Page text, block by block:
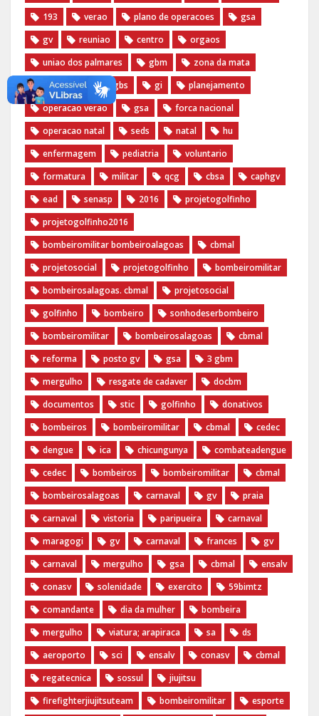
193 verao plano de operacoes
gsa
gv
reuniao centro
orgaos
uniao dos palmares
gbm
zona da mata
bombeiros
gbs gi
planejamento
operacao verao
gsa
forca nacional
operacao natal
seds natal
hu
enfermagem
pediatria
voluntario
formatura
militar qcg cbsa
caphgv
ead
senasp 2016
projetogolfinho
projetogolfinho2016
bombeiromilitar bombeiroalagoas
cbmal
projetosocial
projetogolfinho
bombeiromilitar
bombeirosalagoas. cbmal
projetosocial
golfinho
bombeiro
sonhodeserbombeiro
bombeiromilitar
bombeirosalagoas
cbmal
reforma
posto gv gsa
3 gbm
mergulho
resgate de cadaver
docbm
documentos
stic golfinho
donativos
bombeiros
bombeiromilitar cbmal
cedec
dengue
ica chicungunya
combateadengue
cedec
bombeiros bombeiromilitar
cbmal
bombeirosalagoas
carnaval gv
praia
carnaval
vistoria paripueira
carnaval
maragogi
gv carnaval frances
gv
carnaval
mergulho gsa cbmal
ensalv
conasv
solenidade exercito
59bimtz
comandante
dia da mulher
bombeira
mergulho
viatura; arapiraca sa
ds
aeroporto
sci ensalv conasv
cbmal
regatecnica
sossul
jiujitsu
firefighterjiujitsuteam
bombeiromilitar
esporte